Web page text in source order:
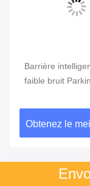
Barrière
faible bruit
voitures
pour le système
stationnement
Obtenez le